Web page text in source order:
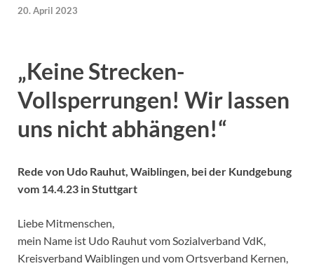
20. April 2023
„Keine Strecken-
Vollsperrungen! Wir lassen
uns nicht abhängen!“
Rede von Udo Rauhut, Waiblingen, bei der Kundgebung
vom 14.4.23 in Stuttgart
Liebe Mitmenschen,
mein Name ist Udo Rauhut vom Sozialverband VdK,
Kreisverband Waiblingen und vom Ortsverband Kernen,